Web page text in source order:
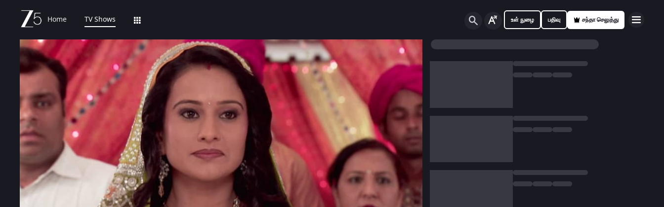
Home TV Shows உள் நுழை பதிவு சந்தா செலுத்து